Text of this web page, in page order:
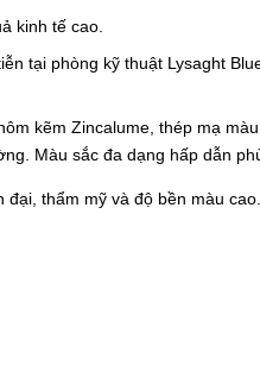
kinh tế cao.
tại phòng kỹ thuật Lysaght
kẽm Zincalume, thép mạ
Màu sắc đa dạng hấp dẫn
thẩm mỹ và độ bền màu cao.